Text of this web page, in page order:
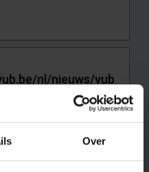
Over
waar je de fout zag.